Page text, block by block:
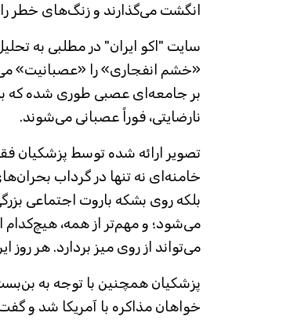
انگشت می‌گذارند و زنگ‌های خطر را
سایت "اکو ایران" در مطلبی به
«خشم انفجاری» را «عصبانیت»
بر جامعه‌ای عصبی طوری شده که
نارضایتی، فوراً عصبانی می‌شوند.
تصویر ارائه شده توسط پزشکیان
خامنه‌ای نه تنها در گرداب
بلکه روی بشکه باروت اجتماعی
می‌شود؛ و مهم‌تر از همه، هیچ‌کدام
می‌تواند از روی میز بردارد. هر
پزشکیان همچنین با توجه به
خواهان مذاکره با آمریکا شد و